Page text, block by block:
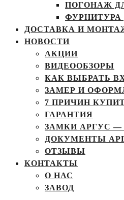
ПОГОНАЖ
ДОСТАВКА И
НОВОСТИ
АКЦИИ
ВИДЕООБЗОРЫ
КАК ВЫБРАТЬ
ЗАМЕР И
7 ПРИЧИН
ГАРАНТИЯ
ЗАМКИ АРГУС —
ДОКУМЕНТЫ
ОТЗЫВЫ
КОНТАКТЫ
О НАС
ЗАВОД